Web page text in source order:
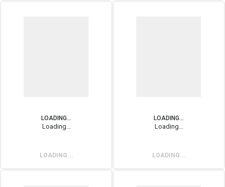
LOADING...
Loading...
LOADING...
LOADING...
Loading...
LOADING...